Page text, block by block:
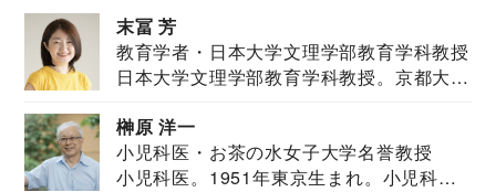
末冨 芳
教育学者・日本大学文理学部教育学科教授
日本大学文理学部教育学科教授。京都大学
榊原 洋一
小児科医・お茶の水女子大学名誉教授
小児科医。1951年東京生まれ。小児科